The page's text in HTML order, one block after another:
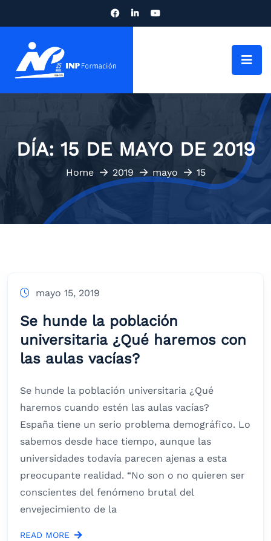
DÍA: 15 DE MAYO DE 2019
Home 2019 mayo 15
mayo 15, 2019
Se hunde la población
universitaria ¿Qué haremos con
las aulas vacías?
Se hunde la población universitaria ¿Qué
haremos cuando estén las aulas vacías?
España tiene un serio problema demográfico. Lo
sabemos desde hace tiempo, aunque las
universidades todavía parecen ajenas a esta
preocupante realidad. “No son o no quieren ser
conscientes del fenómeno brutal del
envejecimiento de la
READ MORE